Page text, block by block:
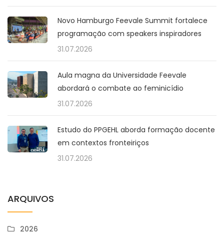
Novo Hamburgo Feevale Summit fortalece
programação com speakers inspiradores
31.07.2026
Aula magna da Universidade Feevale
abordará o combate ao feminicídio
31.07.2026
Estudo do PPGEHL aborda formação docente
em contextos fronteiriços
31.07.2026
ARQUIVOS
2026